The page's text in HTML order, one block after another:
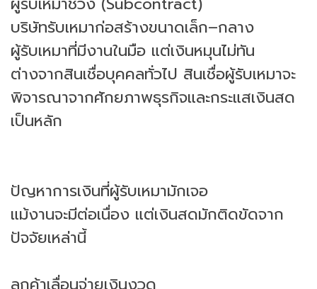
บริษัทรับเหมาก่อสร้างขนาดเล็ก–กลาง
ผู้รับเหมาที่มีงานในมือ แต่เงินหมุนไม่ทัน
ต่างจากสินเชื่อบุคคลทั่วไป สินเชื่อผู้รับเหมาจะ
พิจารณาจากศักยภาพธุรกิจและกระแสเงินสด
เป็นหลัก
ปัญหาการเงินที่ผู้รับเหมามักเจอ
แม้งานจะมีต่อเนื่อง แต่เงินสดมักติดขัดจาก
ปัจจัยเหล่านี้
ลูกค้าเลื่อนจ่ายเงินงวด